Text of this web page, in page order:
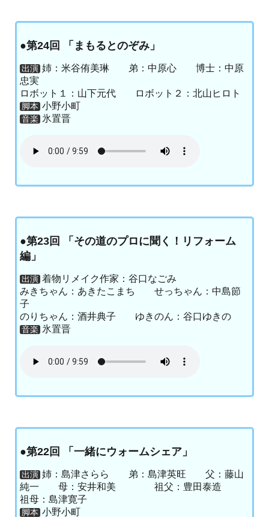
●第24回 「まもるとのぞみ」
出演 姉：米谷侑美琳 弟：中原心 博士：中原
忠実
ロボット１：山下元代 ロボット２：北山ヒロト
脚本 小野小町
音楽 氷置晋
●第23回 「その道のプロに聞く！リフォーム
編」
出演 着物リメイク作家：谷口なごみ
みきちゃん：あきたこまち せっちゃん：中島節
子
のりちゃん：酒井典子 ゆきのん：谷口ゆきの
音楽 氷置晋
●第22回 「一緒にウォームシェア」
出演 姉：島津さらら 弟：島津英旺 父：藤山
純一 母：安井和美 祖父：豊田泰造
祖母：島津寛子
脚本 小野小町